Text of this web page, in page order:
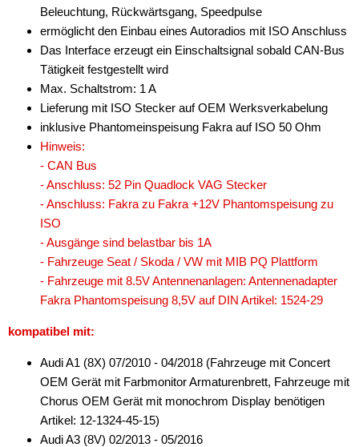
Beleuchtung, Rückwärtsgang, Speedpulse
ermöglicht den Einbau eines Autoradios mit ISO Anschluss
Das Interface erzeugt ein Einschaltsignal sobald CAN-Bus
Tätigkeit festgestellt wird
Max. Schaltstrom: 1 A
Lieferung mit ISO Stecker auf OEM Werksverkabelung
inklusive Phantomeinspeisung Fakra auf ISO 50 Ohm
Hinweis:
- CAN Bus
- Anschluss: 52 Pin Quadlock VAG Stecker
- Anschluss: Fakra zu Fakra +12V Phantomspeisung zu
ISO
- Ausgänge sind belastbar bis 1A
- Fahrzeuge Seat / Skoda / VW mit MIB PQ Plattform
- Fahrzeuge mit 8.5V Antennenanlagen: Antennenadapter
Fakra Phantomspeisung 8,5V auf DIN Artikel: 1524-29
kompatibel mit:
Audi A1 (8X) 07/2010 - 04/2018 (Fahrzeuge mit Concert
OEM Gerät mit Farbmonitor Armaturenbrett, Fahrzeuge mit
Chorus OEM Gerät mit monochrom Display benötigen
Artikel: 12-1324-45-15)
Audi A3 (8V) 02/2013 - 05/2016